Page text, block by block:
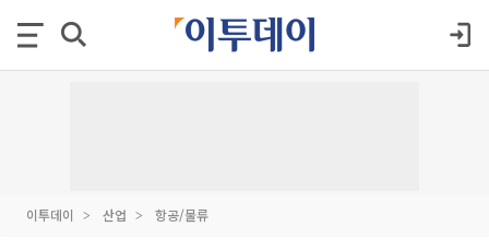
이투데이 산업 항공/물류